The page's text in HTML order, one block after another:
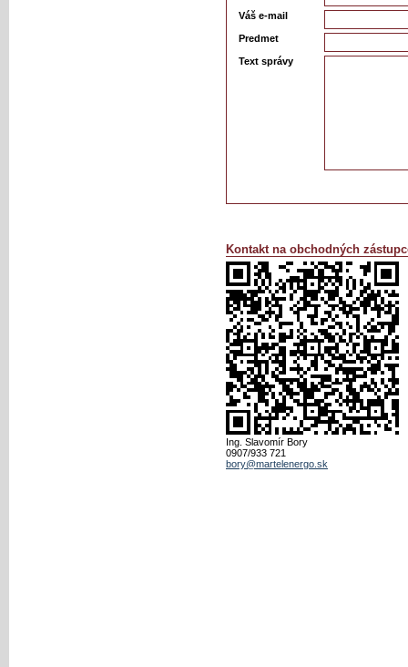
Váš e-mail
Predmet
Text správy
Kontakt na obchodných
Ing. Slavomír Bory
0907/933 721
bory@martelenergo.sk